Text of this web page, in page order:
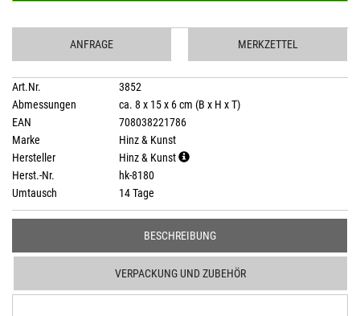
ANFRAGE MERKZETTEL
Art.Nr.
3852
Abmessungen
ca. 8 x 15 x 6 cm (B x H x T)
EAN
708038221786
Marke
Hinz & Kunst
Hersteller
Hinz & Kunst
Herst.-Nr.
hk-8180
Umtausch
14 Tage
BESCHREIBUNG
VERPACKUNG UND ZUBEHÖR